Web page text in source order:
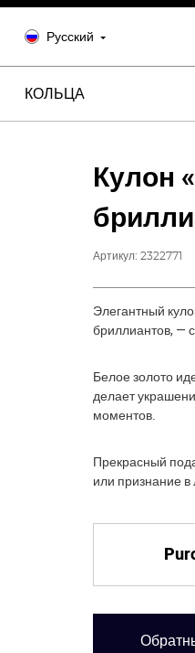
Русский
КОЛЬЦА
Кулон
Артикул:2322771
Элегантный
бриллиантов, —
Белое золото
делает
моментов.
Прекрасный
или признание